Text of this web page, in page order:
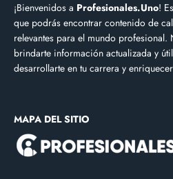
¡Bienvenidos a Profesionales.Uno!
que podrás encontrar contenido de
relevantes para el mundo profesional.
brindarte información actualizada y
desarrollarte en tu carrera y
MAPA DEL SITIO